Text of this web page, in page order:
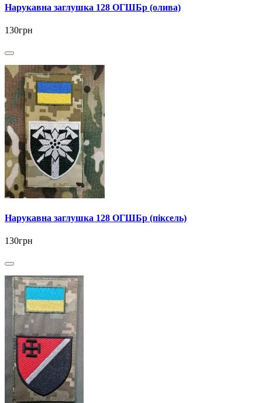
Нарукавна заглушка 128 ОГШБр (олива)
130грн
Нарукавна заглушка 128 ОГШБр (піксель)
130грн